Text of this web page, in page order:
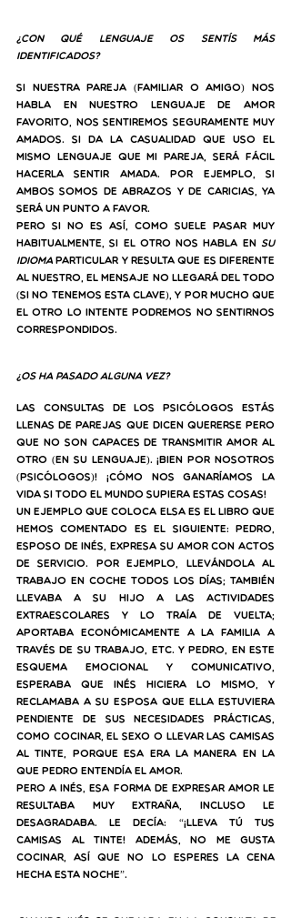
¿Con qué lenguaje os sentís más
identificados?
Si nuestra pareja (familiar o amigo) nos
habla en nuestro lenguaje de amor
favorito, nos sentiremos seguramente muy
amados. Si da la casualidad que uso el
mismo lenguaje que mi pareja, será fácil
hacerla sentir amada. Por ejemplo, si
ambos somos de abrazos y de caricias, ya
será un punto a favor.
Pero si no es así, como suele pasar muy
habitualmente, si el otro nos habla en su
idioma particular y resulta que es diferente
al nuestro, el mensaje no llegará del todo
(si no tenemos esta clave), y por mucho que
el otro lo intente podremos no sentirnos
correspondidos.
¿Os ha pasado alguna vez?
Las consultas de los psicólogos estás
llenas de parejas que dicen quererse pero
que no son capaces de transmitir amor al
otro (en su lenguaje). ¡Bien por nosotros
(psicólogos)! ¡Cómo nos ganaríamos la
vida si todo el mundo supiera estas cosas!
Un ejemplo que coloca Elsa es el libro que
hemos comentado es el siguiente: Pedro,
esposo de Inés, expresa su amor con actos
de servicio. Por ejemplo, llevándola al
trabajo en coche todos los días; también
llevaba a su hijo a las actividades
extraescolares y lo traía de vuelta;
aportaba económicamente a la familia a
través de su trabajo, etc. Y Pedro, en este
esquema emocional y comunicativo,
esperaba que Inés hiciera lo mismo, y
reclamaba a su esposa que ella estuviera
pendiente de sus necesidades prácticas,
como cocinar, el sexo o llevar las camisas
al tinte, porque esa era la manera en la
que Pedro entendía el amor.
Pero a Inés, esa forma de expresar amor le
resultaba muy extraña, incluso le
desagradaba. Le decía: “¡Lleva tú tus
camisas al tinte! Además, no me gusta
cocinar, así que no lo esperes la cena
hecha esta noche”.